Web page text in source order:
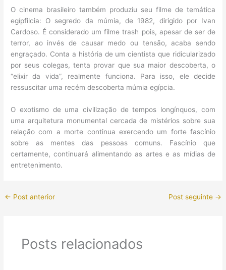
O cinema brasileiro também produziu seu filme de temática
egípfilcia: O segredo da múmia, de 1982, dirigido por Ivan
Cardoso. É considerado um filme trash pois, apesar de ser de
terror, ao invés de causar medo ou tensão, acaba sendo
engraçado. Conta a história de um cientista que ridicularizado
por seus colegas, tenta provar que sua maior descoberta, o
“elixir da vida”, realmente funciona. Para isso, ele decide
ressuscitar uma recém descoberta múmia egípcia.
O exotismo de uma civilização de tempos longínquos, com
uma arquitetura monumental cercada de mistérios sobre sua
relação com a morte continua exercendo um forte fascínio
sobre as mentes das pessoas comuns. Fascínio que
certamente, continuará alimentando as artes e as mídias de
entretenimento.
← Post anterior Post seguinte →
Posts relacionados